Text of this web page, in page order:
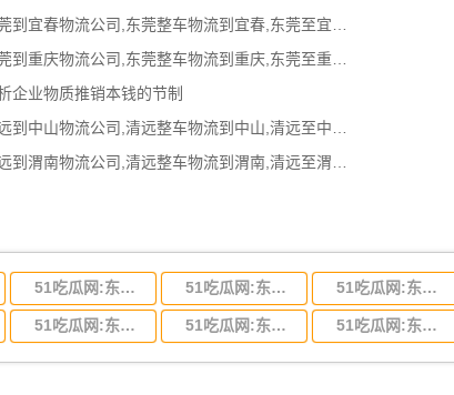
51吃瓜网:东莞到重庆物流公司,东莞整车物流到重庆,东莞至重庆物流专线 - 天南
企业物质推销本钱的节制
51吃瓜网:东莞到湖南省物流专线,东莞到湖南省物流公司 51吃瓜网:东莞到河北省物流专线,东莞到河北省物流公司 51吃瓜网:东莞到吉林省物流运输,东莞到吉林省物流公司
51吃瓜网:东莞到安徽省物流专线,东莞到安徽省物流公司 51吃瓜网:东莞到山东省物流专线,东莞到山东省物流公司 51吃瓜网:东莞到江苏物流专线运输,东莞到江苏省物流公司